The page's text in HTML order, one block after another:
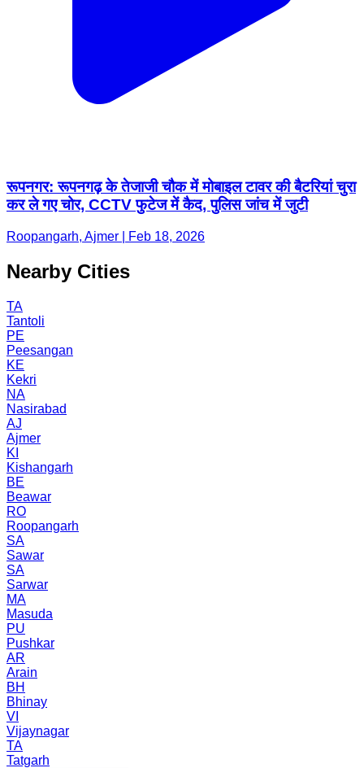
रूपनगर: रूपनगढ़ के तेजाजी चौक में मोबाइल टावर की बैटरियां चुरा
कर ले गए चोर, CCTV फुटेज में कैद, पुलिस जांच में जुटी
Roopangarh, Ajmer | Feb 18, 2026
Nearby Cities
TA
Tantoli
PE
Peesangan
KE
Kekri
NA
Nasirabad
AJ
Ajmer
KI
Kishangarh
BE
Beawar
RO
Roopangarh
SA
Sawar
SA
Sarwar
MA
Masuda
PU
Pushkar
AR
Arain
BH
Bhinay
VI
Vijaynagar
TA
Tatgarh